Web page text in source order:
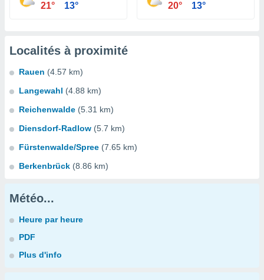
21° 13° 20° 13°
Localités à proximité
Rauen (4.57 km)
Langewahl (4.88 km)
Reichenwalde (5.31 km)
Diensdorf-Radlow (5.7 km)
Fürstenwalde/Spree (7.65 km)
Berkenbrück (8.86 km)
Météo...
Heure par heure
PDF
Plus d'info